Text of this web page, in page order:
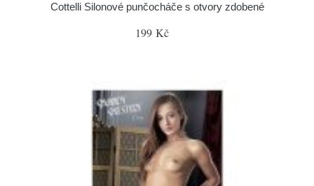
Cottelli Silonové punčocháče s otvory zdobené
199 Kč